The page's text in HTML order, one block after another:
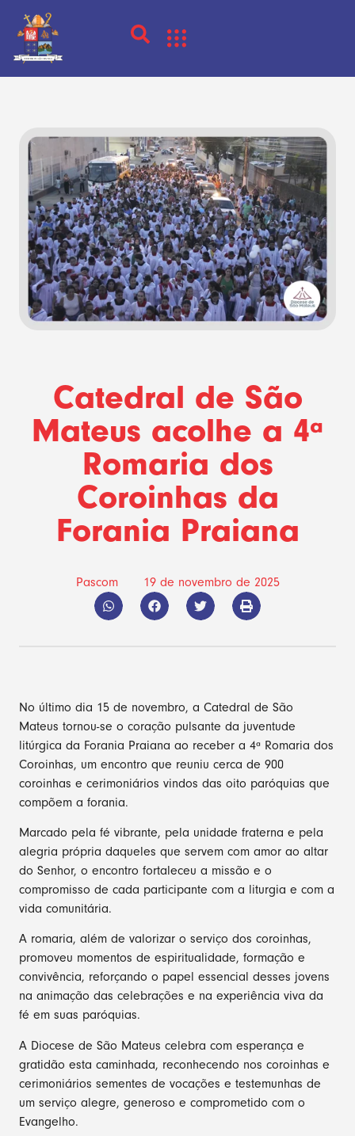
Catedral de São
Mateus acolhe a 4ª
Romaria dos
Coroinhas da
Forania Praiana
Pascom 19 de novembro de 2025
No último dia 15 de novembro, a Catedral de São
Mateus tornou-se o coração pulsante da juventude
litúrgica da Forania Praiana ao receber a 4ª Romaria dos
Coroinhas, um encontro que reuniu cerca de 900
coroinhas e cerimoniários vindos das oito paróquias que
compõem a forania.
Marcado pela fé vibrante, pela unidade fraterna e pela
alegria própria daqueles que servem com amor ao altar
do Senhor, o encontro fortaleceu a missão e o
compromisso de cada participante com a liturgia e com a
vida comunitária.
A romaria, além de valorizar o serviço dos coroinhas,
promoveu momentos de espiritualidade, formação e
convivência, reforçando o papel essencial desses jovens
na animação das celebrações e na experiência viva da
fé em suas paróquias.
A Diocese de São Mateus celebra com esperança e
gratidão esta caminhada, reconhecendo nos coroinhas e
cerimoniários sementes de vocações e testemunhas de
um serviço alegre, generoso e comprometido com o
Evangelho.